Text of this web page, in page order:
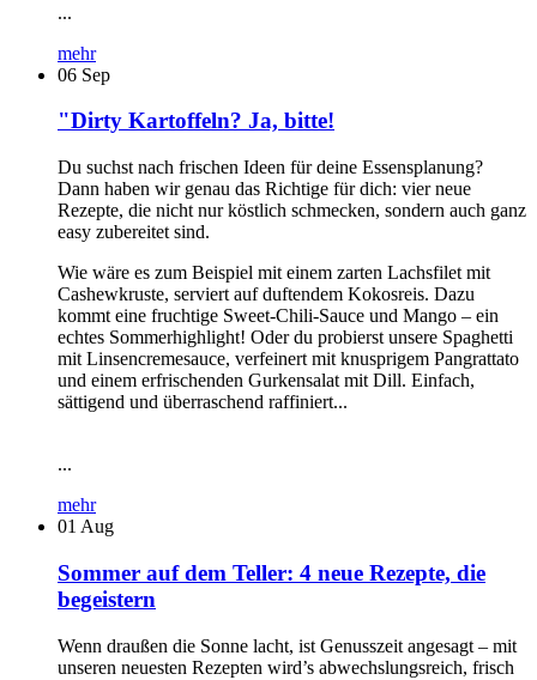
...
mehr
06 Sep
"Dirty Kartoffeln? Ja, bitte!
Du suchst nach frischen Ideen für deine Essensplanung?
Dann haben wir genau das Richtige für dich: vier neue
Rezepte, die nicht nur köstlich schmecken, sondern auch ganz
easy zubereitet sind.
Wie wäre es zum Beispiel mit einem zarten Lachsfilet mit
Cashewkruste, serviert auf duftendem Kokosreis. Dazu
kommt eine fruchtige Sweet-Chili-Sauce und Mango – ein
echtes Sommerhighlight! Oder du probierst unsere Spaghetti
mit Linsencremesauce, verfeinert mit knusprigem Pangrattato
und einem erfrischenden Gurkensalat mit Dill. Einfach,
sättigend und überraschend raffiniert...
...
mehr
01 Aug
Sommer auf dem Teller: 4 neue Rezepte, die
begeistern
Wenn draußen die Sonne lacht, ist Genusszeit angesagt – mit
unseren neuesten Rezepten wird’s abwechslungsreich, frisch